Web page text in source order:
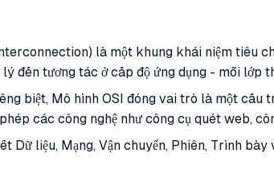
là một khung khái niệm tiêu
đến tương tác ở cấp độ ứng dụng - mỗi lớp
biệt, Mô hình OSI đóng vai trò là một
các công nghệ như công cụ quét web,
Dữ liệu, Mạng, Vận chuyển, Phiên, Trình